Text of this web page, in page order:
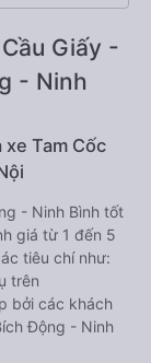
Giấy -
- Ninh
Tam Cốc
- Ninh Bình tốt
giá từ 1 đến 5
tiêu chí như:
trên
bởi các khách
Động - Ninh